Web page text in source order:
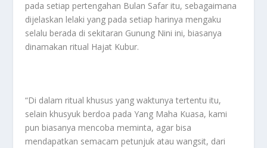
pada setiap pertengahan Bulan Safar itu, sebagaimana
dijelaskan lelaki yang pada setiap harinya mengaku
selalu berada di sekitaran Gunung Nini ini, biasanya
dinamakan ritual Hajat Kubur.
“Di dalam ritual khusus yang waktunya tertentu itu,
selain khusyuk berdoa pada Yang Maha Kuasa, kami
pun biasanya mencoba meminta, agar bisa
mendapatkan semacam petunjuk atau wangsit, dari